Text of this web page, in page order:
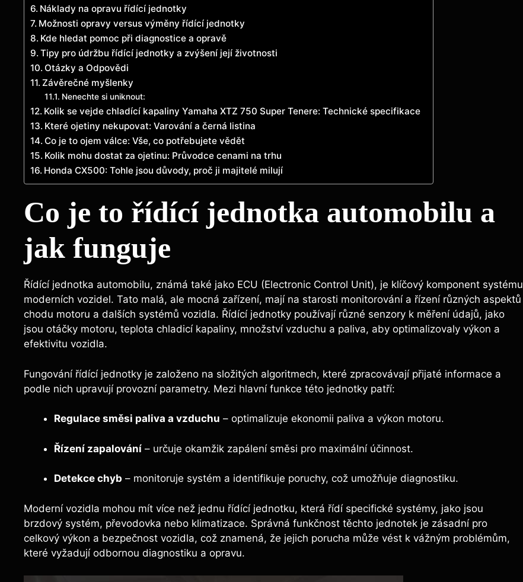
Náklady na opravu řídící jednotky
Možnosti opravy versus výměny řídící jednotky
Kde hledat pomoc při diagnostice a opravě
Tipy pro údržbu řídící jednotky a zvýšení její životnosti
Otázky a Odpovědi
Závěrečné myšlenky
Nenechte si uniknout:
Kolik se vejde chladící kapaliny Yamaha XTZ 750 Super Tenere: Technické specifikace
Které ojetiny nekupovat: Varování a černá listina
Co je to ojem válce: Vše, co potřebujete vědět
Kolik mohu dostat za ojetinu: Průvodce cenami na trhu
Honda CX500: Tohle jsou důvody, proč ji majitelé milují
Co je to řídící jednotka automobilu a
jak funguje
Řídící jednotka automobilu, známá také jako ECU (Electronic Control Unit), je klíčový komponent systému
moderních vozidel. Tato malá, ale mocná zařízení, mají na starosti monitorování a řízení různých aspektů
chodu motoru a dalších systémů vozidla. Řídící jednotky používají různé senzory k měření údajů, jako
jsou otáčky motoru, teplota chladicí kapaliny, množství vzduchu a paliva, aby optimalizovaly výkon a
efektivitu vozidla.
Fungování řídící jednotky je založeno na složitých algoritmech, které zpracovávají přijaté informace a
podle nich upravují provozní parametry. Mezi hlavní funkce této jednotky patří:
Regulace směsi paliva a vzduchu – optimalizuje ekonomii paliva a výkon motoru.
Řízení zapalování – určuje okamžik zapálení směsi pro maximální účinnost.
Detekce chyb – monitoruje systém a identifikuje poruchy, což umožňuje diagnostiku.
Moderní vozidla mohou mít více než jednu řídící jednotku, která řídí specifické systémy, jako jsou
brzdový systém, převodovka nebo klimatizace. Správná funkčnost těchto jednotek je zásadní pro
celkový výkon a bezpečnost vozidla, což znamená, že jejich porucha může vést k vážným problémům,
které vyžadují odbornou diagnostiku a opravu.